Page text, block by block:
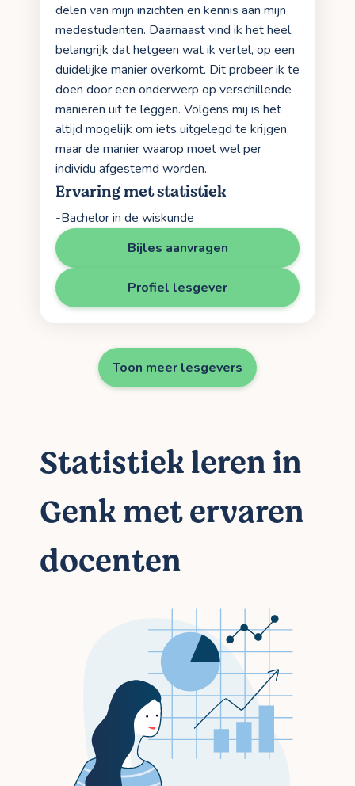
delen van mijn inzichten en kennis aan mijn
medestudenten. Daarnaast vind ik het heel
belangrijk dat hetgeen wat ik vertel, op een
duidelijke manier overkomt. Dit probeer ik te
doen door een onderwerp op verschillende
manieren uit te leggen. Volgens mij is het
altijd mogelijk om iets uitgelegd te krijgen,
maar de manier waarop moet wel per
individu afgestemd worden.
Ervaring met statistiek
-Bachelor in de wiskunde
Bijles aanvragen
Profiel lesgever
Toon meer lesgevers
Statistiek leren in
Genk met ervaren
docenten